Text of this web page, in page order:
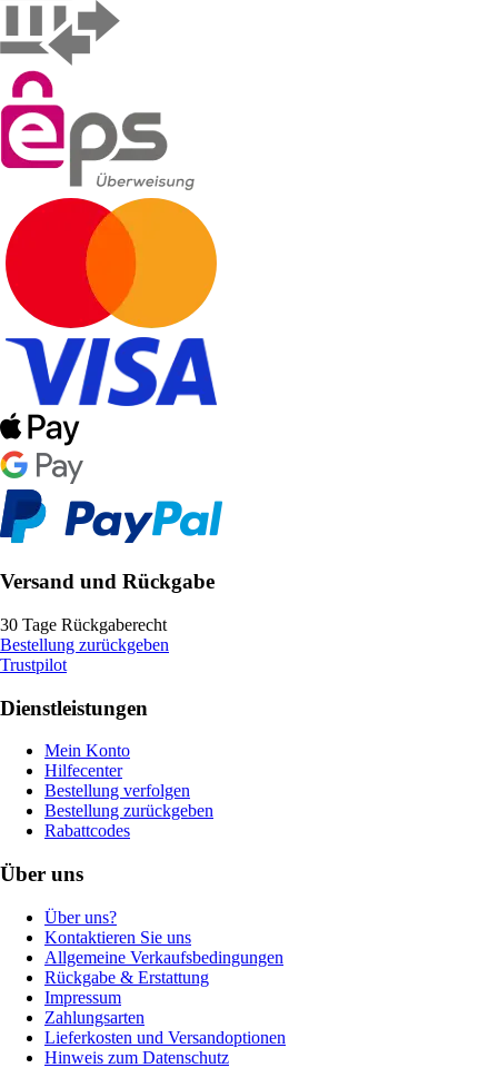
Versand und Rückgabe
30 Tage Rückgaberecht
Bestellung zurückgeben
Trustpilot
Dienstleistungen
Mein Konto
Hilfecenter
Bestellung verfolgen
Bestellung zurückgeben
Rabattcodes
Über uns
Über uns?
Kontaktieren Sie uns
Allgemeine Verkaufsbedingungen
Rückgabe & Erstattung
Impressum
Zahlungsarten
Lieferkosten und Versandoptionen
Hinweis zum Datenschutz